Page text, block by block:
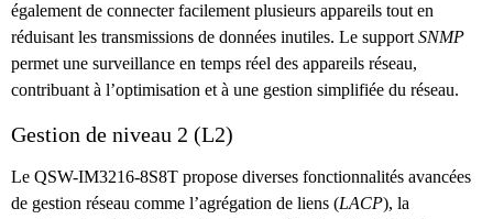
également de connecter facilement plusieurs appareils tout en
réduisant les transmissions de données inutiles. Le support SNMP
permet une surveillance en temps réel des appareils réseau,
contribuant à l’optimisation et à une gestion simplifiée du réseau.
Gestion de niveau 2 (L2)
Le QSW-IM3216-8S8T propose diverses fonctionnalités avancées
de gestion réseau comme l’agrégation de liens (LACP), la